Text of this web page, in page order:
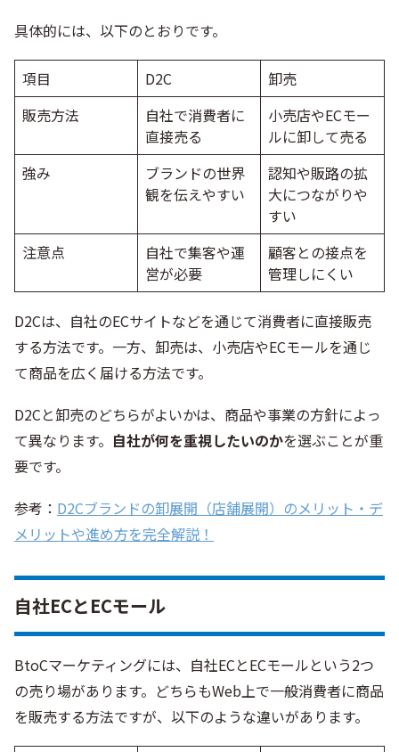
具体的には、以下のとおりです。
項目 D2C
卸売
販売方法
自社で消費者に
直接売る
小売店やECモー
ルに卸して売る
強み
ブランドの世界
観を伝えやすい
認知や販路の拡
大につながりや
すい
注意点
自社で集客や運
営が必要
顧客との接点を
管理しにくい
D2Cは、自社のECサイトなどを通じて消費者に直接販売
する方法です。一方、卸売は、小売店やECモールを通じ
て商品を広く届ける方法です。
D2Cと卸売のどちらがよいかは、商品や事業の方針によっ
て異なります。 自社が何を重視したいのかを選ぶことが重
要です。
参考： D2Cブランドの卸展開（店舗展開）のメリット・デ
メリットや進め方を完全解説！
自社ECとECモール
BtoCマーケティングには、自社ECとECモールという2つ
の売り場があります。どちらもWeb上で一般消費者に商品
を販売する方法ですが、以下のような違いがあります。